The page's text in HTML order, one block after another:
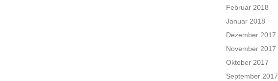
Februar 2018
Januar 2018
Dezember 2017
November 2017
Oktober 2017
September 2017